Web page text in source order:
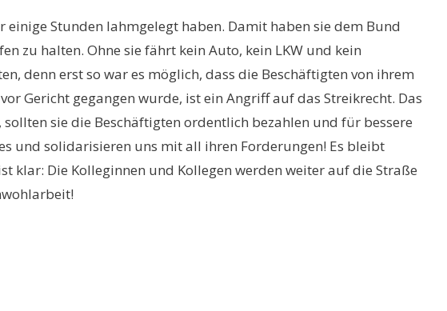
Stunden lahmgelegt haben. Damit haben sie dem Bund
zu halten. Ohne sie fährt kein Auto, kein LKW und kein
denn erst so war es möglich, dass die Beschäftigten von ihrem
Gericht gegangen wurde, ist ein Angriff auf das Streikrecht. Das
sie die Beschäftigten ordentlich bezahlen und für bessere
und solidarisieren uns mit all ihren Forderungen! Es bleibt
klar: Die Kolleginnen und Kollegen werden weiter auf die Straße